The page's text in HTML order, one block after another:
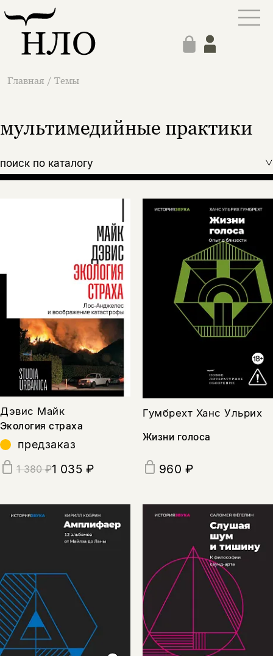
Главная / Темы
мультимедийные практики
поиск по каталогу
Дэвис Майк
Экология страха
предзаказ
1 380 ₽1 035 ₽
Гумбрехт Ханс Ульрих
Жизни голоса
960 ₽